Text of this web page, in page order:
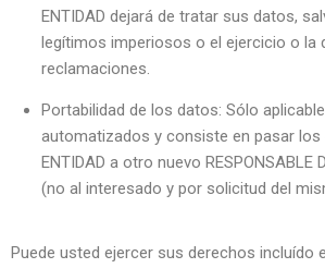
ENTIDAD dejará de tratar sus datos,
legítimos imperiosos o el ejercicio o la
reclamaciones.
Portabilidad de los datos: Sólo
automatizados y consiste en pasar los
ENTIDAD a otro nuevo RESPONSABLE
(no al interesado y por solicitud del
Puede usted ejercer sus derechos incluído